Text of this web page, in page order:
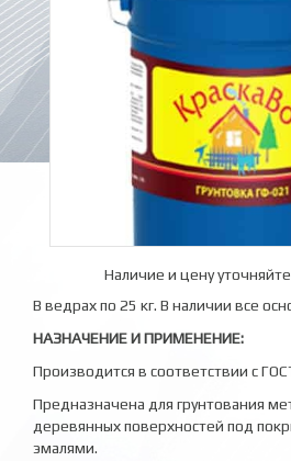
Наличие и цену
В ведрах по 25 кг. В наличии все
НАЗНАЧЕНИЕ И ПРИМЕНЕНИЕ:
Производится в соответствии с
Предназначена для грунтования
деревянных поверхностей под
эмалями.